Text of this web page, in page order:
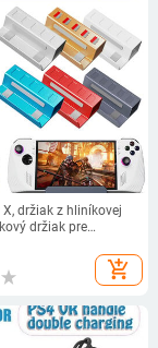
X, držiak z hliníkovej
držiak pre
Steam Deck,
pre iPhone.
add_shopping_cart